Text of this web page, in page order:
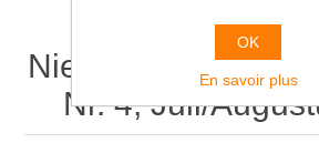
Nieuw
Nr. 4, Juli/
OK
En savoir plus